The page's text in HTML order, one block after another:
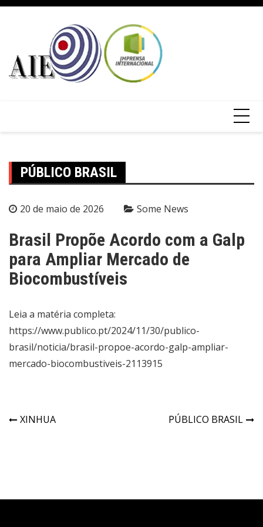
PÚBLICO BRASIL
20 de maio de 2026 Some News
Brasil Propõe Acordo com a Galp
para Ampliar Mercado de
Biocombustíveis
Leia a matéria completa:
https://www.publico.pt/2024/11/30/publico-
brasil/noticia/brasil-propoe-acordo-galp-ampliar-
mercado-biocombustiveis-2113915
XINHUA PÚBLICO BRASIL